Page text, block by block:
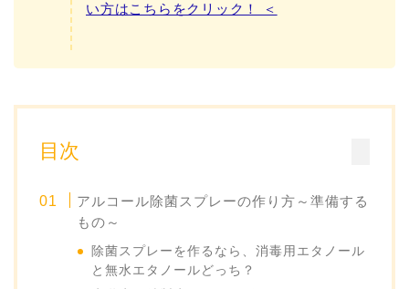
い方はこちらをクリック！ ＜
目次
アルコール除菌スプレーの作り方～準備する
もの～
除菌スプレーを作るなら、消毒用エタノール
と無水エタノールどっち？